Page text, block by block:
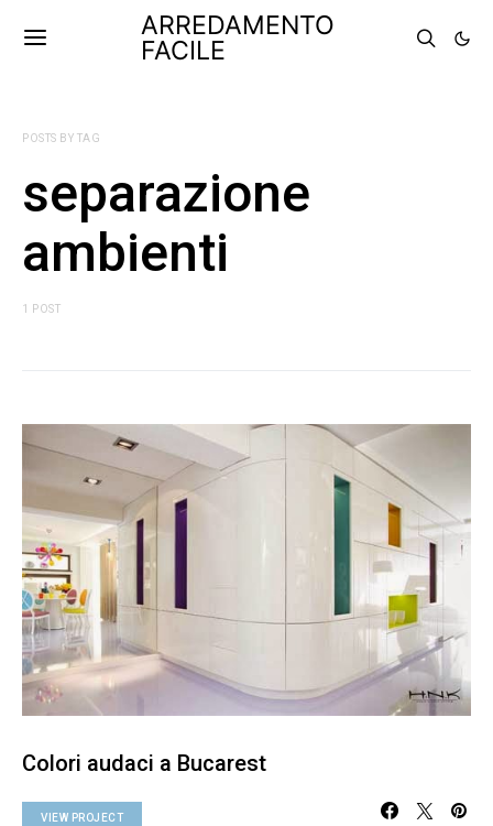
ARREDAMENTO
FACILE
POSTS BY TAG
separazione
ambienti
1 POST
Colori audaci a Bucarest
VIEW PROJECT